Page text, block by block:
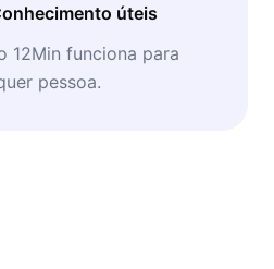
úteis
12Min funciona para
pessoa.